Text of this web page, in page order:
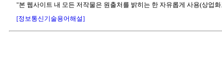
"본 웹사이트 내 모든 저작물은 원출처를 밝히는 한 자유롭게 사용(상업
[정보통신기술용어해설]